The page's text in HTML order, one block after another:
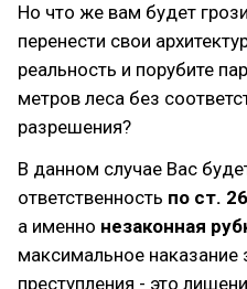
Но что же вам будет
перенести свои
реальность и порубите
метров леса без
разрешения?
В данном случае Вас
ответственность по ст.
а именно незаконная
максимальное наказание
преступления - это